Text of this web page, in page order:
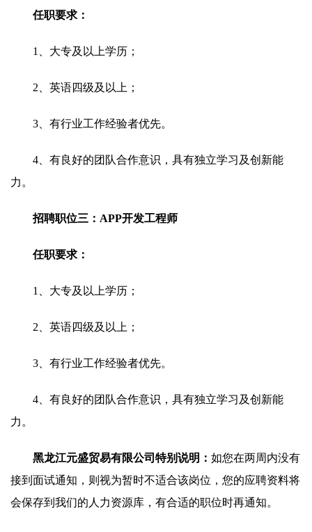
任职要求：
1、大专及以上学历；
2、英语四级及以上；
3、有行业工作经验者优先。
4、有良好的团队合作意识，具有独立学习及创新能
力。
招聘职位三：APP开发工程师
任职要求：
1、大专及以上学历；
2、英语四级及以上；
3、有行业工作经验者优先。
4、有良好的团队合作意识，具有独立学习及创新能
力。
黑龙江元盛贸易有限公司特别说明： 如您在两周内没有
接到面试通知，则视为暂时不适合该岗位，您的应聘资料将
会保存到我们的人力资源库，有合适的职位时再通知。